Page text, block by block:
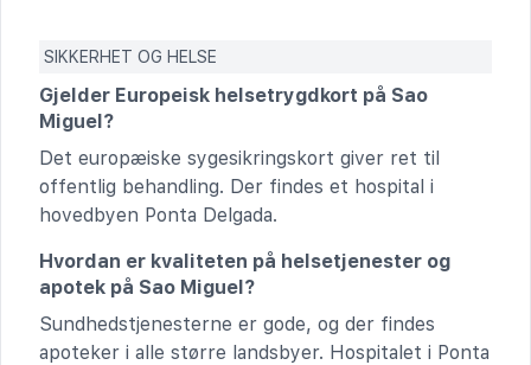
SIKKERHET OG HELSE
Gjelder Europeisk helsetrygdkort på Sao
Miguel?
Det europæiske sygesikringskort giver ret til
offentlig behandling. Der findes et hospital i
hovedbyen Ponta Delgada.
Hvordan er kvaliteten på helsetjenester og
apotek på Sao Miguel?
Sundhedstjenesterne er gode, og der findes
apoteker i alle større landsbyer. Hospitalet i Ponta